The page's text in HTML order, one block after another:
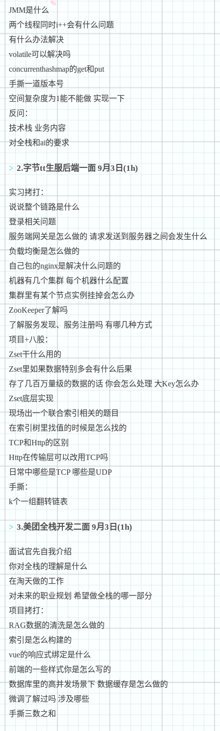
JMM是什么
两个线程同时i++会有什么问题
有什么办法解决
volatile可以解决吗
concurrenthashmap的get和put
手撕一道版本号
空间复杂度为1能不能做 实现一下
反问：
技术栈 业务内容
对全栈和ai的要求
2.字节tt生服后端一面 9月3日(1h)
实习拷打：
说说整个链路是什么
登录相关问题
服务端网关是怎么做的 请求发送到服务器之间会发生什么
负载均衡是怎么做的
自己包的nginx是解决什么问题的
机器有几个集群 每个机器什么配置
集群里有某个节点实例挂掉会怎么办
ZooKeeper了解吗
了解服务发现、服务注册吗 有哪几种方式
项目+八股：
Zset干什么用的
Zset里如果数据特别多会有什么后果
存了几百万量级的数据的话 你会怎么处理 大Key怎么办
Zset底层实现
现场出一个联合索引相关的题目
在索引树里找值的时候是怎么找的
TCP和Http的区别
Http在传输层可以改用TCP吗
日常中哪些是TCP 哪些是UDP
手撕：
k个一组翻转链表
3.美团全栈开发二面 9月3日(1h)
面试官先自我介绍
你对全栈的理解是什么
在淘天做的工作
对未来的职业规划 希望做全栈的哪一部分
项目拷打：
RAG数据的清洗是怎么做的
索引是怎么构建的
vue的响应式绑定是什么
前端的一些样式你是怎么写的
数据库里的高并发场景下 数据缓存是怎么做的
微调了解过吗 涉及哪些
手撕三数之和